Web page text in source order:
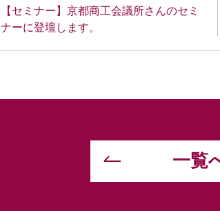
【セミナー】京都商工会議所さんのセミ
ナーに登壇します。
一覧